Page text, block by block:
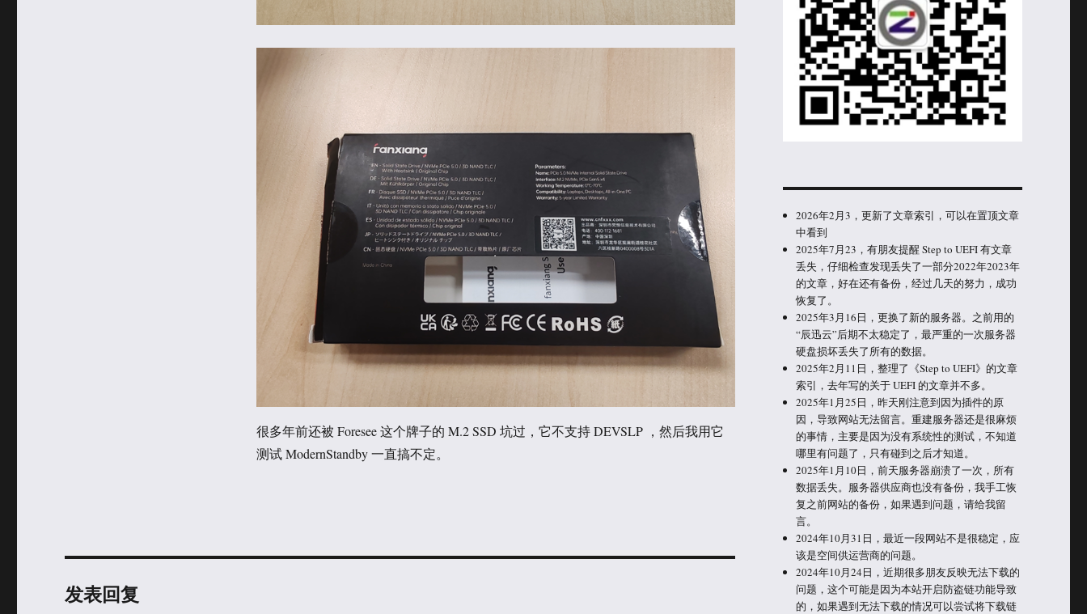
很多年前还被 Foresee 这个牌子的 M.2 SSD 坑过，它不支持 DEVSLP ，然后我用它
测试 ModernStandby 一直搞不定。
发表回复
2026年2月3，更新了文章索引，可以在置顶文章
中看到
2025年7月23，有朋友提醒 Step to UEFI 有文章
丢失，仔细检查发现丢失了一部分2022年2023年
的文章，好在还有备份，经过几天的努力，成功
恢复了。
2025年3月16日，更换了新的服务器。之前用的
“辰迅云”后期不太稳定了，最严重的一次服务器
硬盘损坏丢失了所有的数据。
2025年2月11日，整理了《Step to UEFI》的文章
索引，去年写的关于 UEFI 的文章并不多。
2025年1月25日，昨天刚注意到因为插件的原
因，导致网站无法留言。重建服务器还是很麻烦
的事情，主要是因为没有系统性的测试，不知道
哪里有问题了，只有碰到之后才知道。
2025年1月10日，前天服务器崩溃了一次，所有
数据丢失。服务器供应商也没有备份，我手工恢
复之前网站的备份，如果遇到问题，请给我留
言。
2024年10月31日，最近一段网站不是很稳定，应
该是空间供运营商的问题。
2024年10月24日，近期很多朋友反映无法下载的
问题，这个可能是因为本站开启防盗链功能导致
的，如果遇到无法下载的情况可以尝试将下载链